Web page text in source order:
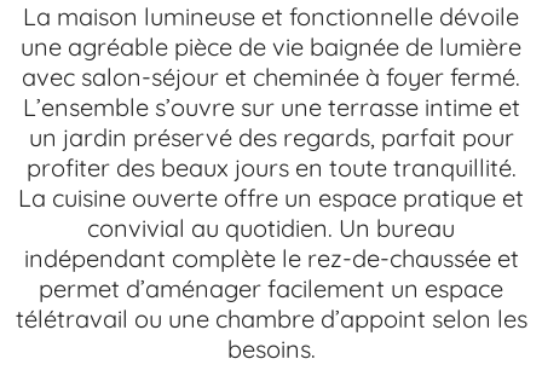
La maison lumineuse et fonctionnelle dévoile
une agréable pièce de vie baignée de lumière
avec salon-séjour et cheminée à foyer fermé.
L’ensemble s’ouvre sur une terrasse intime et
un jardin préservé des regards, parfait pour
profiter des beaux jours en toute tranquillité.
La cuisine ouverte offre un espace pratique et
convivial au quotidien. Un bureau
indépendant complète le rez-de-chaussée et
permet d’aménager facilement un espace
télétravail ou une chambre d’appoint selon les
besoins.